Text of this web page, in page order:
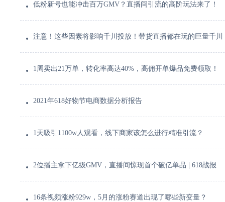
低粉新号也能冲击百万GMV？直播间引流的高阶玩法来了！
注意！这些因素将影响千川投放！带货直播都在玩的巨量千
1周卖出21万单，转化率高达40%，高佣开单爆品免费领取！
2021年618好物节电商数据分析报告
1天吸引1100w人观看，线下商家该怎么进行精准引流？
2位播主拿下亿级GMV，直播间惊现首个破亿单品 | 618战报
16条视频涨粉929w，5月的涨粉赛道出现了哪些新变量？